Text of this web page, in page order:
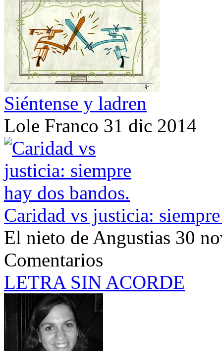
Siéntense y ladren
Lole Franco 31 dic 2014
Caridad vs justicia:
El nieto de Angustias 30
Comentarios
LETRA SIN ACORDE